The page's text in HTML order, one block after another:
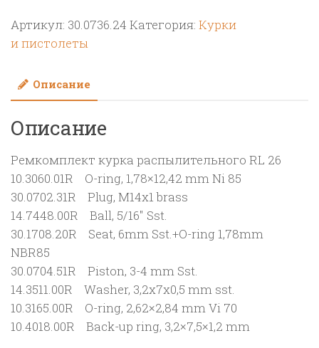
курка
распылительного
26
Артикул: 30.0736.24 Категория: Курки
и пистолеты
Описание
Описание
Ремкомплект курка распылительного RL 26
10.3060.01R O-ring, 1,78×12,42 mm Ni 85
30.0702.31R Plug, M14x1 brass
14.7448.00R Ball, 5/16″ Sst.
30.1708.20R Seat, 6mm Sst.+O-ring 1,78mm
NBR85
30.0704.51R Piston, 3-4 mm Sst.
14.3511.00R Washer, 3,2x7x0,5 mm sst.
10.3165.00R O-ring, 2,62×2,84 mm Vi 70
10.4018.00R Back-up ring, 3,2×7,5×1,2 mm